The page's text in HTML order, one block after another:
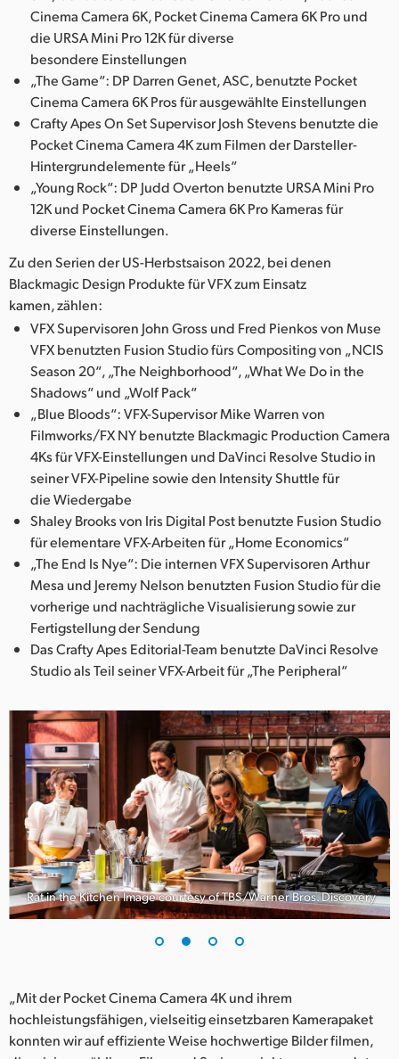
Cinema Camera 6K, Pocket Cinema Camera 6K Pro und
die URSA Mini Pro 12K für diverse
besondere Einstellungen
„The Game“: DP Darren Genet, ASC, benutzte Pocket
Cinema Camera 6K Pros für ausgewählte Einstellungen
Crafty Apes On Set Supervisor Josh Stevens benutzte die
Pocket Cinema Camera 4K zum Filmen der Darsteller-
Hintergrundelemente für „Heels“
„Young Rock“: DP Judd Overton benutzte URSA Mini Pro
12K und Pocket Cinema Camera 6K Pro Kameras für
diverse Einstellungen.
Zu den Serien der US-Herbstsaison 2022, bei denen
Blackmagic Design Produkte für VFX zum Einsatz
kamen, zählen:
VFX Supervisoren John Gross und Fred Pienkos von Muse
VFX benutzten Fusion Studio fürs Compositing von „NCIS
Season 20“, „The Neighborhood“, „What We Do in the
Shadows“ und „Wolf Pack“
„Blue Bloods“: VFX-Supervisor Mike Warren von
Filmworks/FX NY benutzte Blackmagic Production Camera
4Ks für VFX-Einstellungen und DaVinci Resolve Studio in
seiner VFX-Pipeline sowie den Intensity Shuttle für
die Wiedergabe
Shaley Brooks von Iris Digital Post benutzte Fusion Studio
für elementare VFX-Arbeiten für „Home Economics“
„The End Is Nye“: Die internen VFX Supervisoren Arthur
Mesa und Jeremy Nelson benutzten Fusion Studio für die
vorherige und nachträgliche Visualisierung sowie zur
Fertigstellung der Sendung
Das Crafty Apes Editorial-Team benutzte DaVinci Resolve
Studio als Teil seiner VFX-Arbeit für „The Peripheral“
Rat in the Kitchen Image courtesy of TBS/Warner Bros. Discovery
„Mit der Pocket Cinema Camera 4K und ihrem
hochleistungsfähigen, vielseitig einsetzbaren Kamerapaket
konnten wir auf effiziente Weise hochwertige Bilder filmen,